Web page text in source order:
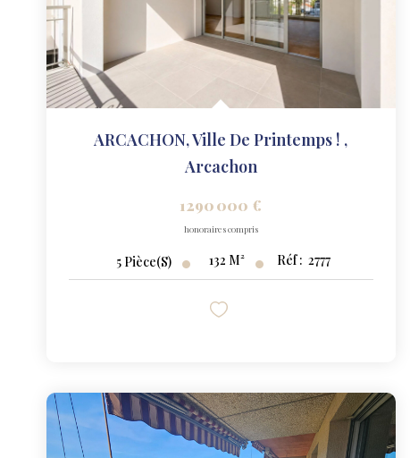
ARCACHON, Ville De Printemps ! ,
Arcachon
1 290 000 €
honoraires compris
5 Pièce(s) 132 M² Réf : 2777